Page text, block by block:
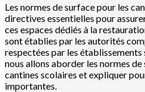
Les normes de surface pour les
directives essentielles pour
ces espaces dédiés à la
sont établies par les autorités
respectées par les
nous allons aborder les normes
cantines scolaires et expliquer
importantes.